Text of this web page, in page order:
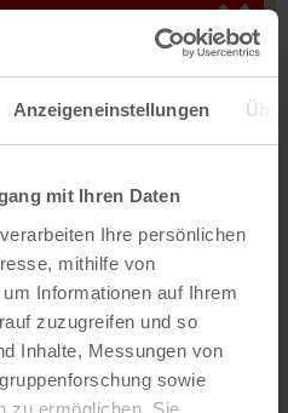
Anzeigeneinstellungen
mit Ihren Daten
verarbeiten Ihre persönlichen
mithilfe von
Informationen auf Ihrem
zuzugreifen und so
Inhalte, Messungen von
sowie
zu ermöglichen. Sie
Fehler/Problem melden
Stadtplanwerk
Karte mit vielen
Hausnummern.
auf Daten des
(
© OpenStreetMap